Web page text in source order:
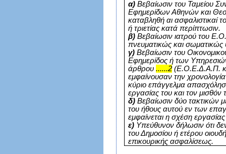
α) Βεβαίωσιν του Ταμείου
Εφημερίδων Αθηνών και
καταβληθή αι ασφαλιστικαί
ή τριετίας κατά περίπτωσιν.
β) Βεβαίωσιν ιατρού του
πνευματικώς και σωματικώς
γ) Βεβαίωσιν του
Εφημερίδος ή των
άρθρου......2 (Ε.Ο.Ε.Δ.Α.Π.
εμφαίνουσαν την
κύριο επάγγελμα
εργασίας του και τον μισθόν
δ)Βεβαίωσιν δύο τακτικών
του ήθους αυτού εν των
εμφαίνεται η σχέση εργασίας
ε) Υπεύθυνον δήλωσιν ότι
του Δημοσίου ή ετέρου
επικουρικής ασφαλίσεως.